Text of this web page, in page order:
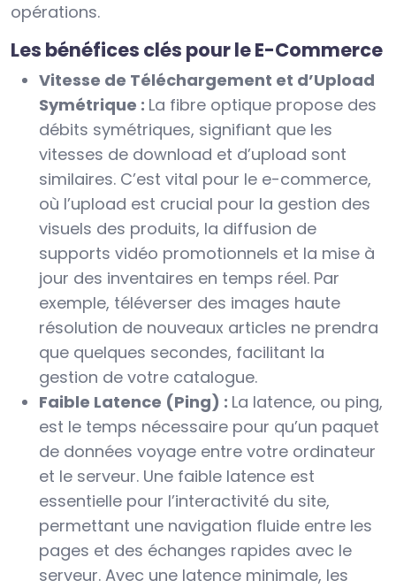
opérations.
Les bénéfices clés pour le E-Commerce
Vitesse de Téléchargement et d’Upload
Symétrique : La fibre optique propose des
débits symétriques, signifiant que les
vitesses de download et d’upload sont
similaires. C’est vital pour le e-commerce,
où l’upload est crucial pour la gestion des
visuels des produits, la diffusion de
supports vidéo promotionnels et la mise à
jour des inventaires en temps réel. Par
exemple, téléverser des images haute
résolution de nouveaux articles ne prendra
que quelques secondes, facilitant la
gestion de votre catalogue.
Faible Latence (Ping) : La latence, ou ping,
est le temps nécessaire pour qu’un paquet
de données voyage entre votre ordinateur
et le serveur. Une faible latence est
essentielle pour l’interactivité du site,
permettant une navigation fluide entre les
pages et des échanges rapides avec le
serveur. Avec une latence minimale, les